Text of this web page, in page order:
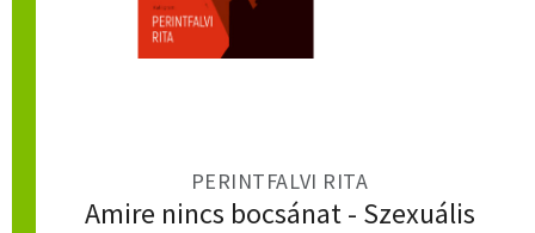
PERINTFALVI RITA
Amire nincs bocsánat - Szexuális